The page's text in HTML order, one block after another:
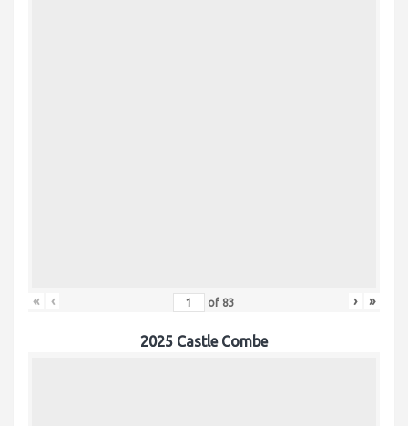
« ‹ of 83 › »
2025 Castle Combe